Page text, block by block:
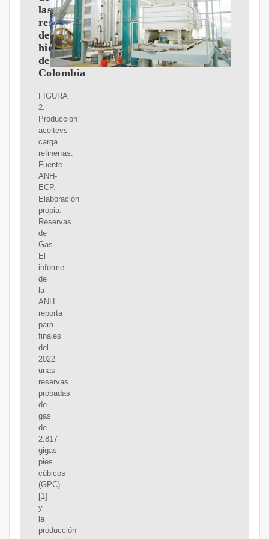
las
reservas
de
hidrocarburos
de
Colombia
FIGURA
2.
Producción
aceitevs
carga
refinerías.
Fuente
ANH-
ECP.
Elaboración
propia.
Reservas
de
Gas.
El
informe
de
la
ANH
reporta
para
finales
del
2022
unas
reservas
probadas
de
gas
de
2.817
gigas
pies
cúbicos
(GPC)
[1]
y
la
producción